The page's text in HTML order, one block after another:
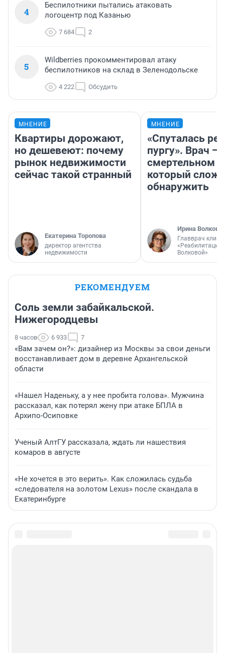
4
Беспилотники пытались атаковать
логоцентр под Казанью
7 684 2
5
Wildberries прокомментировал атаку
беспилотников на склад в Зеленодольске
4 222 Обсудить
МНЕНИЕ
Квартиры дорожают,
но дешевеют: почему
рынок недвижимости
сейчас такой странный
Екатерина Торопова
директор агентства
недвижимости
МНЕНИЕ
«Спуталась
пургу». Врач —
смертельном
который
обнаружить
Ирина Волкова
Главврач
«Реабилитация
Волковой»
РЕКОМЕНДУЕМ
Соль земли забайкальской.
Нижегородцевы
8 часов 6 933 7
«Вам зачем он?»: дизайнер из Москвы за свои деньги
восстанавливает дом в деревне Архангельской
области
«Нашел Наденьку, а у нее пробита голова». Мужчина
рассказал, как потерял жену при атаке БПЛА в
Архипо-Осиповке
Ученый АлтГУ рассказала, ждать ли нашествия
комаров в августе
«Не хочется в это верить». Как сложилась судьба
«следователя на золотом Lexus» после скандала в
Екатеринбурге